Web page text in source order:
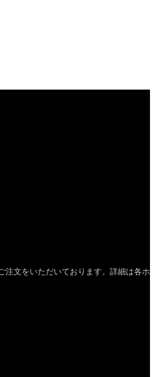
注文をいただいております。詳細は各ホ